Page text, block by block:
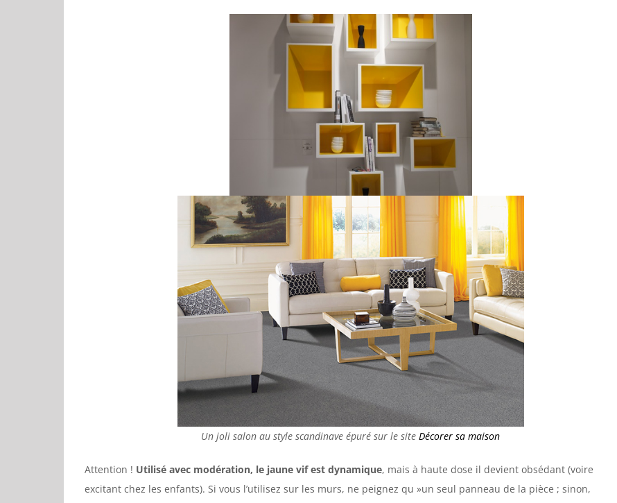
Un joli salon au style scandinave épuré sur le site Décorer sa maison
Attention ! Utilisé avec modération, le jaune vif est dynamique, mais à haute dose il devient obsédant (voire
excitant chez les enfants). Si vous l’utilisez sur les murs, ne peignez qu »un seul panneau de la pièce ; sinon,